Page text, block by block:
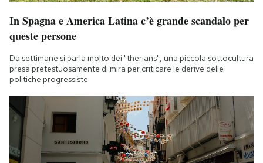
In Spagna e America Latina c’è grande scandalo per
queste persone
Da settimane si parla molto dei "therians", una piccola sottocultura
presa pretestuosamente di mira per criticare le derive delle
politiche progressiste